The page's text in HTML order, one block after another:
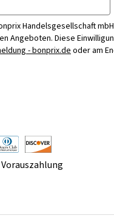
Handelsgesellschaft
Angeboten. Diese
- bonprix.deoder am
Vorauszahlung